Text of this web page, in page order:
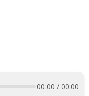
00:00 / 00:00